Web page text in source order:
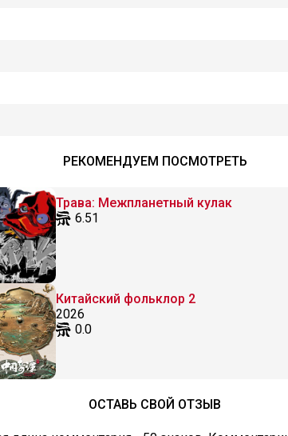
РЕКОМЕНДУЕМ ПОСМОТРЕТЬ
Трава: Межпланетный кулак
6.51
Китайский фольклор 2
2026
0.0
ОСТАВЬ СВОЙ ОТЗЫВ